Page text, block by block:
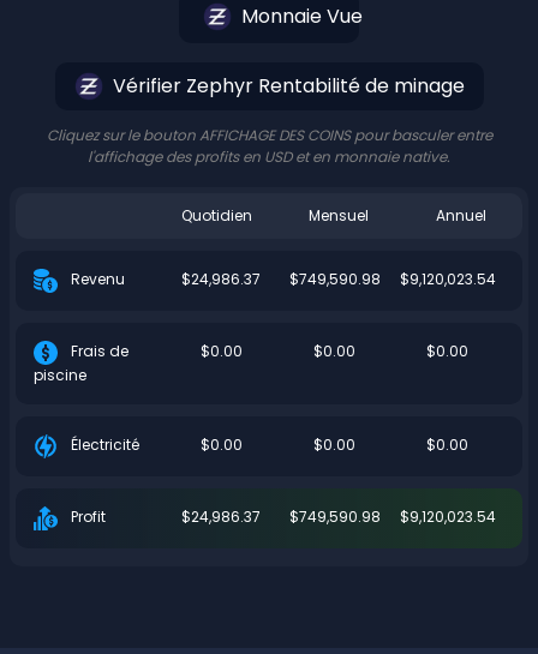
Monnaie Vue
Vérifier Zephyr Rentabilité de minage
Cliquez sur le bouton AFFICHAGE DES COINS pour basculer entre
l'affichage des profits en USD et en monnaie native.
Quotidien Mensuel Annuel
Revenu $24,986.37 $749,590.98 $9,120,023.54
Frais de
piscine
$0.00 $0.00 $0.00
Électricité $0.00 $0.00 $0.00
Profit $24,986.37 $749,590.98 $9,120,023.54